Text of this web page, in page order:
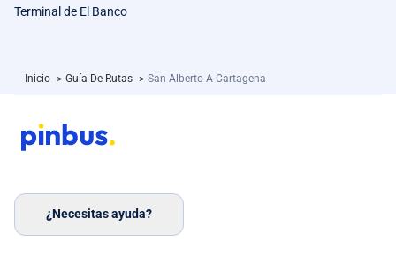
Terminal de El Banco
Inicio > Guía De Rutas > San Alberto A Cartagena
¿Necesitas ayuda?